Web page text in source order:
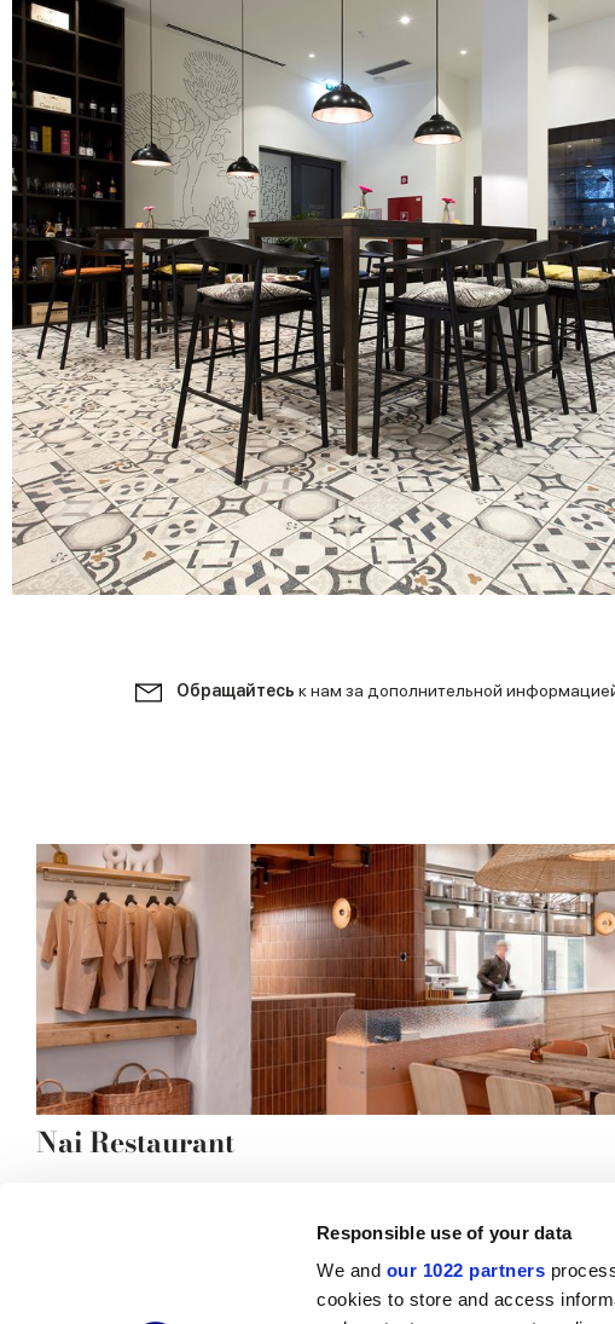
Responsible use of your data
We and our 1022 partners
cookies to store and access
Обращайтесь к нам за дополнительной
Nai Restaurant
© 2026 CERAMICHE MARCA CORONA S.P.A.